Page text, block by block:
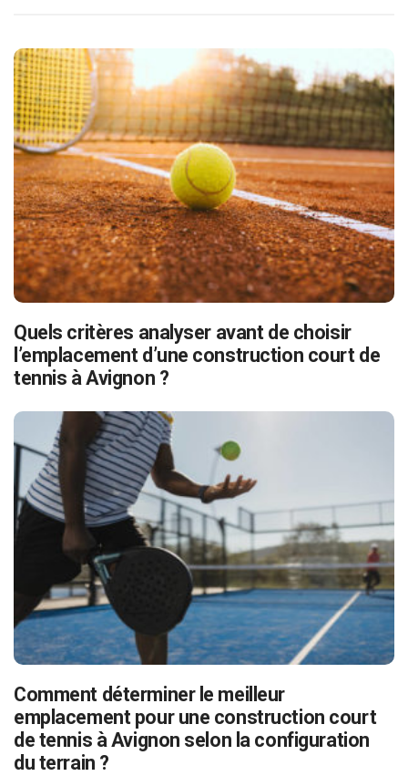
Quels critères analyser avant de choisir
l’emplacement d’une construction court de
tennis à Avignon ?
Comment déterminer le meilleur
emplacement pour une construction court
de tennis à Avignon selon la configuration
du terrain ?